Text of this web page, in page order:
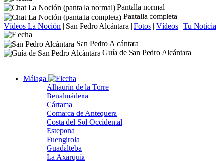
Pantalla normal
Pantalla completa
Vídeos La Noción | San Pedro Alcántara | Fotos | Vídeos | Tu Noticia
San Pedro Alcántara
Guía de San Pedro Alcántara
Málaga
Alhaurín de la Torre
Benalmádena
Cártama
Comarca de Antequera
Costa del Sol Occidental
Estepona
Fuengirola
Guadalteba
La Axarquía